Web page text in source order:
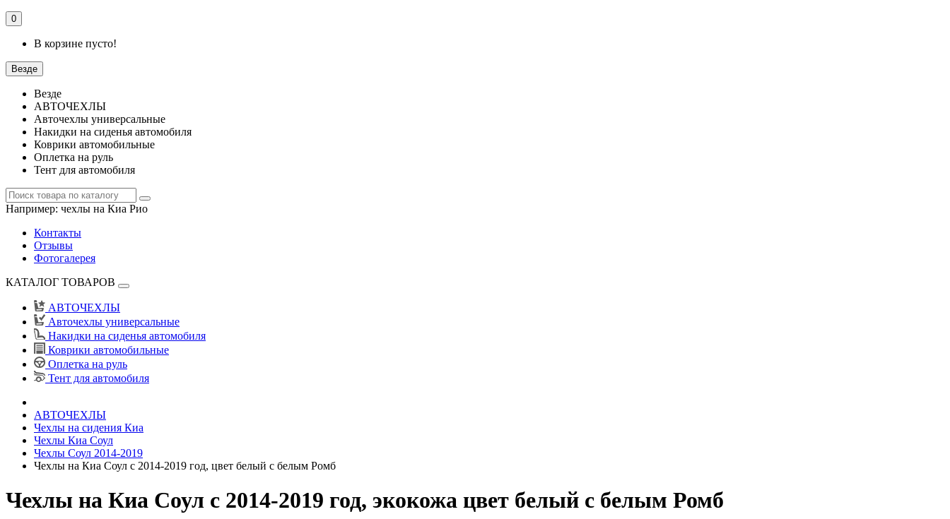
0
В корзине пусто!
Везде
Везде
АВТОЧЕХЛЫ
Авточехлы универсальные
Накидки на сиденья автомобиля
Коврики автомобильные
Оплетка на руль
Тент для автомобиля
Например: чехлы на Киа Рио
Контакты
Отзывы
Фотогалерея
КАТАЛОГ ТОВАРОВ
АВТОЧЕХЛЫ
Авточехлы универсальные
Накидки на сиденья автомобиля
Коврики автомобильные
Оплетка на руль
Тент для автомобиля
АВТОЧЕХЛЫ
Чехлы на сидения Киа
Чехлы Киа Соул
Чехлы Соул 2014-2019
Чехлы на Киа Соул с 2014-2019 год, цвет белый с белым Ромб
Чехлы на Киа Соул с 2014-2019 год, экокожа цвет белый с белым Ромб